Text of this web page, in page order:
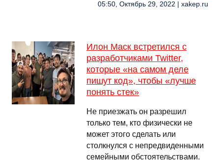
05:50, Октябрь 29, 2022 | xakep.ru
Илон Маск встретился с
разработчиками Twitter,
которые «на самом деле
пишут код», чтобы «лучше
понять стек»
Не приезжать он разрешил
только тем, кто физически не
может этого сделать или
столкнулся с непредвиденными
семейными обстоятельствами.